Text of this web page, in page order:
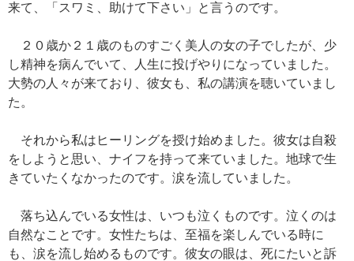
来て、「スワミ、助けて下さい」と言うのです。
２０歳か２１歳のものすごく美人の女の子でしたが、少
し精神を病んでいて、人生に投げやりになっていました。
大勢の人々が来ており、彼女も、私の講演を聴いていまし
た。
それから私はヒーリングを授け始めました。彼女は自殺
をしようと思い、ナイフを持って来ていました。地球で生
きていたくなかったのです。涙を流していました。
落ち込んでいる女性は、いつも泣くものです。泣くのは
自然なことです。女性たちは、至福を楽しんでいる時に
も、涙を流し始めるものです。彼女の眼は、死にたいと訴